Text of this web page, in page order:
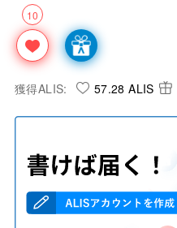
10
獲得ALIS: 57.28 ALIS